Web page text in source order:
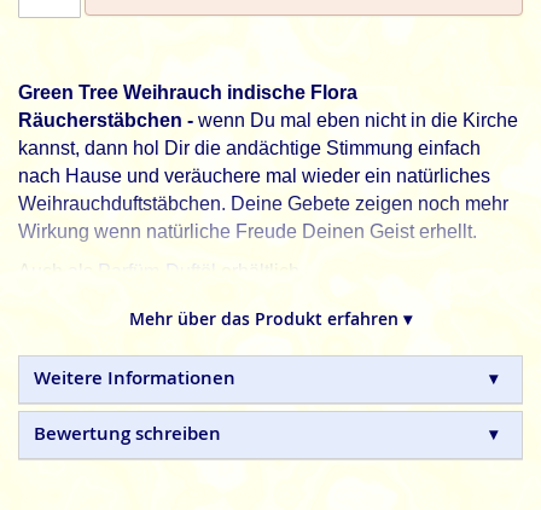
Green Tree Weihrauch indische Flora
Räucherstäbchen - wenn Du mal eben nicht in die Kirche
kannst, dann hol Dir die andächtige Stimmung einfach
nach Hause und veräuchere mal wieder ein natürliches
Weihrauchduftstäbchen. Deine Gebete zeigen noch mehr
Wirkung wenn natürliche Freude Deinen Geist erhellt.
Auch als
Parfüm-Duftöl
erhältlich.
Green Tree, natürliche Frische für jeden Tag.
natürlich und in Handarbeit gefertigte Qualitätsprodukte,
ohne tierische, toxische oder petrochemische Zusätze.
Mehr über das Produkt erfahren ▾
Weitere Informationen
Bewertung schreiben